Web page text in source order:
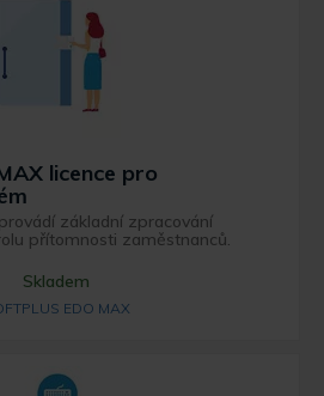
licence pro
základní zpracování
přítomnosti zaměstnanců.
Skladem
EDO MAX